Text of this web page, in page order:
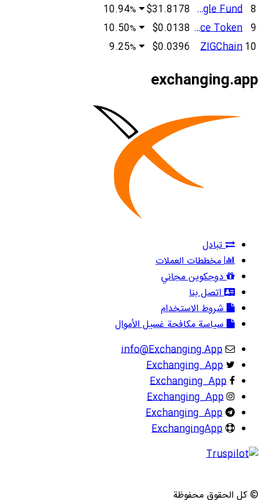
8
Giggle Fund
$31.8178
%
9
Alaya Governance Token
$0.0138
%
10
ZIGChain
$0.0396
%
exchanging.app
تبادل
مخططات العملات
دوجكوين مجاني
اتصل بنا
شروط الاستخدام
سياسة مكافحة غسيل الأموال
info@Exchanging.App
Exchanging_App
Exchanging_App
Exchanging_App
Exchanging_App
ExchangingApp
© كل الحقوق محفوظة